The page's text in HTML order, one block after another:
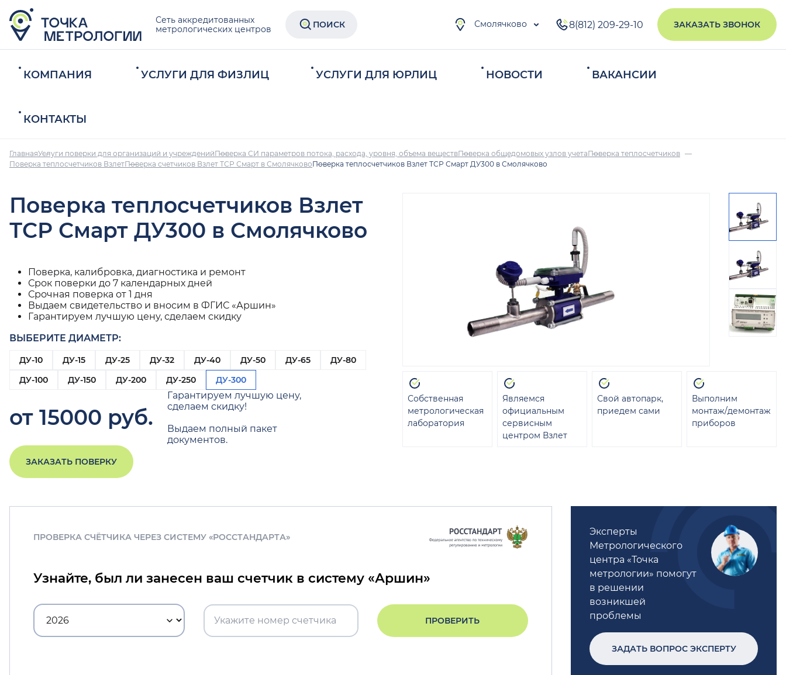
Сеть аккредитованных
метрологических центров
ПОИСК Смолячково 8(812) 209-29-10 ЗАКАЗАТЬ ЗВОНОК
КОМПАНИЯ УСЛУГИ ДЛЯ ФИЗЛИЦ УСЛУГИ ДЛЯ ЮРЛИЦ НОВОСТИ ВАКАНСИИ
КОНТАКТЫ
ГлавнаяУслуги поверки для организаций и учрежденийПоверка СИ параметров потока, расхода, уровня, объема веществПоверка общедомовых узлов учетаПоверка теплосчетчиков
Поверка теплосчетчиков ВзлетПоверка счетчиков Взлет ТСР Смарт в СмолячковоПоверка теплосчетчиков Взлет ТСР Смарт ДУ300 в Смолячково
Поверка теплосчетчиков Взлет
ТСР Смарт ДУ300 в Смолячково
Поверка, калибровка, диагностика и ремонт
Срок поверки до 7 календарных дней
Срочная поверка от 1 дня
Выдаем свидетельство и вносим в ФГИС «Аршин»
Гарантируем лучшую цену, сделаем скидку
ВЫБЕРИТЕ ДИАМЕТР:
ДУ-10 ДУ-15 ДУ-25 ДУ-32 ДУ-40 ДУ-50 ДУ-65
ДУ-80
ДУ-100
ДУ-150 ДУ-200 ДУ-250 ДУ-300
от 15000 руб.
Гарантируем лучшую цену,
сделаем скидку!
Выдаем полный пакет
документов.
ЗАКАЗАТЬ ПОВЕРКУ
Собственная
метрологическая
лаборатория
Являемся
официальным
сервисным
центром Взлет
Свой автопарк,
приедем сами
Выполним
монтаж/демонтаж
приборов
ПРОВЕРКА СЧЁТЧИКА ЧЕРЕЗ СИСТЕМУ «РОССТАНДАРТА»
Узнайте, был ли занесен ваш счетчик в систему «Аршин»
ПРОВЕРИТЬ
Эксперты
Метрологического
центра «Точка
метрологии» помогут
в решении
возникшей
проблемы
ЗАДАТЬ ВОПРОС ЭКСПЕРТУ